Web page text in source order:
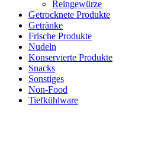
Reingewürze
Getrocknete Produkte
Getränke
Frische Produkte
Nudeln
Konservierte Produkte
Snacks
Sonstiges
Non-Food
Tiefkühlware